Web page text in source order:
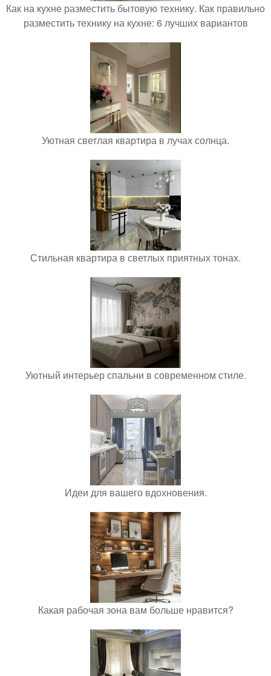
Как на кухне разместить бытовую технику. Как правильно
разместить технику на кухне: 6 лучших вариантов
Уютная светлая квартира в лучах солнца.
Стильная квартира в светлых приятных тонах.
Уютный интерьер спальни в современном стиле.
Идеи для вашего вдохновения.
Какая рабочая зона вам больше нравится?